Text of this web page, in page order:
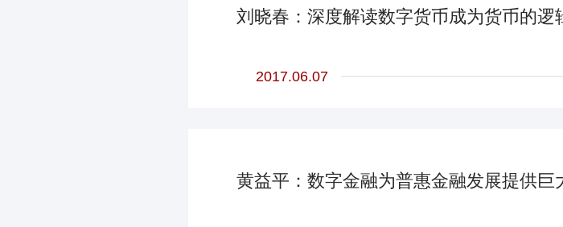
刘晓春：深度解读数字货币成为货币的逻
2017.06.07
黄益平：数字金融为普惠金融发展提供巨